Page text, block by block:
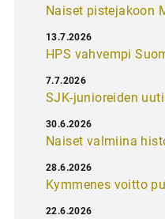
Naiset pistejakoon
HPS vahvempi
13.7.2026
SJK-junioreiden
7.7.2026
Naiset valmiina
30.6.2026
Kymmenes voitto
28.6.2026
22.6.2026